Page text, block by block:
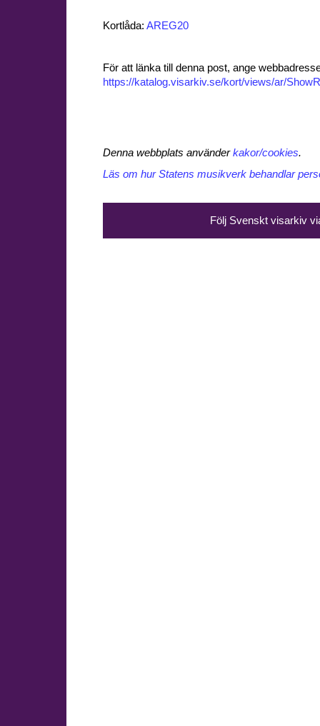
Kortlåda: AREG20
För att länka till denna post, ange
https://katalog.visarkiv.se/kort/views/ar/
Denna webbplats använderkakor/cookies.
Läs om hur Statens musikverk behandlar
Följ Svenskt visarkiv